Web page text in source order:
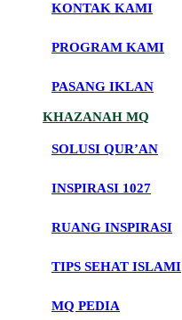
KONTAK KAMI
PROGRAM KAMI
PASANG IKLAN
KHAZANAH MQ
SOLUSI QUR’AN
INSPIRASI 1027
RUANG INSPIRASI
TIPS SEHAT ISLAMI
MQ PEDIA